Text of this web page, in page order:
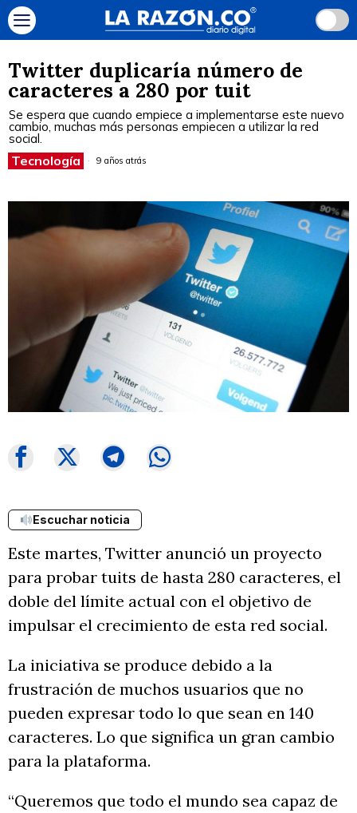
Twitter duplicaría número de
caracteres a 280 por tuit
Se espera que cuando empiece a implementarse este nuevo
cambio, muchas más personas empiecen a utilizar la red
social.
Tecnología 9 años atrás
Escuchar noticia
Este martes, Twitter anunció un proyecto
para probar tuits de hasta 280 caracteres, el
doble del límite actual con el objetivo de
impulsar el crecimiento de esta red social.
La iniciativa se produce debido a la
frustración de muchos usuarios que no
pueden expresar todo lo que sean en 140
caracteres. Lo que significa un gran cambio
para la plataforma.
“Queremos que todo el mundo sea capaz de